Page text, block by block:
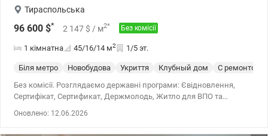
Тираспольська
96 600 $* 2 147 $ / м2* Без комісії
1 кімнатна 45/16/14 м2 1/5 эт.
Біля метро Новобудова Укриття Клубный дом
С ремонтом
Без комісії. Розглядаємо державні програми: Євідновлення,
Сертифікат, Сертификат, Держмолодь, Житло для ВПО та
(євродвушка) з виходом на ділянку в Подільському районі, ЖК
Оновлено: 12.06.2026